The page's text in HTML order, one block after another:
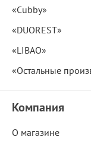
«Cubby»
«DUOREST»
«LIBAO»
«Остальные
Компания
О магазине